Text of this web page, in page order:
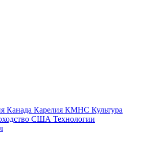
Канада Карелия КМНС Культура
США Технологии